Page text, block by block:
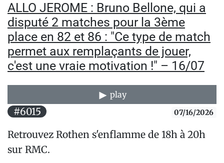
ALLO JEROME : Bruno Bellone, qui a
disputé 2 matches pour la 3ème
place en 82 et 86 : "Ce type de match
permet aux remplaçants de jouer,
c'est une vraie motivation !" – 16/07
play
#6015 07/16/2026
Retrouvez Rothen s'enflamme de 18h à 20h
sur RMC.